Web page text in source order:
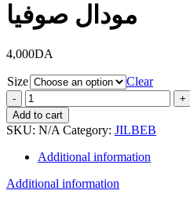
مودال صوفيا
4,000DA
Size
Clear
مودال
صوفيا
quantity
Add to cart
SKU: N/A Category: JILBEB
Additional information
Additional information